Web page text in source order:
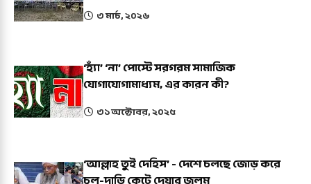
৩ মার্চ, ২০২৬
‘হ্যাঁ’ ‘না’ পোস্টে সরগরম সামাজিক
যোগাযোগামাধ্যম, এর কারন কী?
৩১ অক্টোবর, ২০২৫
‘আল্লাহ তুই দেহিস’ - দেশে চলছে জোড় করে